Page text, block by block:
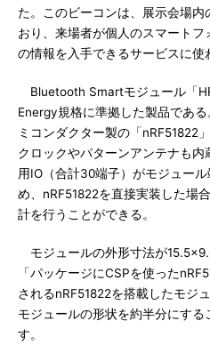
た。このビーコンは、展示会場
おり、来場者が個人のスマート
の情報を入手できるサービスに使
Bluetooth Smartモジュール「
Energy規格に準拠した製品であ
ミコンダクター製の「nRF51822
クロックやパターンアンテナも内
用IO（合計30端子）がモジュー
め、nRF51822を直接実装した場
計を行うことができる。
モジュールの外形寸法が
「パッケージにCSPを使った
されるnRF51822を搭載したモジ
モジュールの形状を約半分にす
す。